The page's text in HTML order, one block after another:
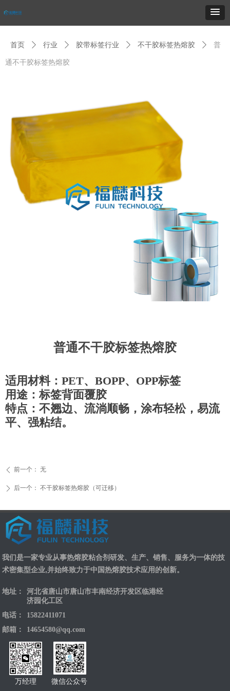
普通不干胶标签热熔胶
适用材料：PET、BOPP、OPP标签
用途：标签背面覆胶
特点：不翘边、流淌顺畅，涂布轻松，易流
平、强粘结。
首页 ꄲ 行业 ꄲ 胶带标签行业 ꄲ 不干胶标签热熔胶 ꄲ 普
通不干胶标签热熔胶
ꄴ 前一个： 无
ꄲ 后一个： 不干胶标签热熔胶（可迁移）
我们是一家专业从事热熔胶粘合剂研发、生产、销售、服务为一体的技
术密集型企业,并始终致力于中国热熔胶技术应用的创新。
地址：
河北省唐山市唐山市丰南经济开发区临港经
济园化工区
电话：
15822411071
邮箱：
14654580@qq.com
万经理 微信公众号